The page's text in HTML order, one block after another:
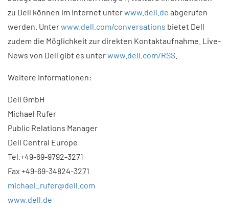
zu Dell können im Internet unterwww.dell.de abgerufen
werden. Unterwww.dell.com/conversations bietet Dell
zudem die Möglichkeit zur direkten Kontaktaufnahme. Live-
News von Dell gibt es unterwww.dell.com/RSS
Weitere Informationen:
Dell GmbH
Michael Rufer
Public Relations Manager
Dell Central Europe
Tel.+49-69-9792-3271
Fax +49-69-34824-3271
michael_rufer@dell.com
www.dell.de